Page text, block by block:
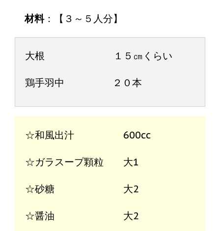
材料：【３～５人分】
大根 １５㎝くらい
鶏手羽中 ２０本
☆和風出汁 600cc
☆ガラスープ顆粒 大1
☆砂糖 大2
☆醤油 大2